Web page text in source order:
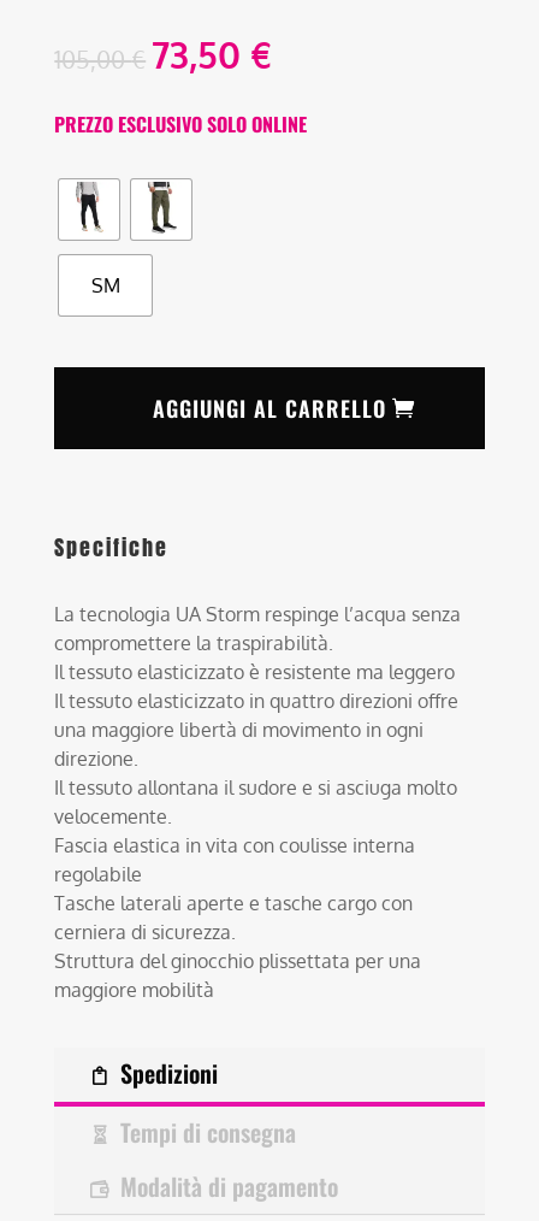
105,00€ 73,50 €
PREZZO ESCLUSIVO SOLO ONLINE
SM
AGGIUNGI AL CARRELLO
Specifiche
La tecnologia UA Storm respinge l’acqua senza
compromettere la traspirabilità.
Il tessuto elasticizzato è resistente ma leggero
Il tessuto elasticizzato in quattro direzioni offre
una maggiore libertà di movimento in ogni
direzione.
Il tessuto allontana il sudore e si asciuga molto
velocemente.
Fascia elastica in vita con coulisse interna
regolabile
Tasche laterali aperte e tasche cargo con
cerniera di sicurezza.
Struttura del ginocchio plissettata per una
maggiore mobilità
Spedizioni
Tempi di consegna
Modalità di pagamento